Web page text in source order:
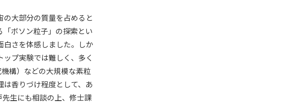
大部分の質量を占めると
ボソン粒子」の探索とい
白さを体感しました。しか
プ実験では難しく、多く
構）などの大規模な素粒
香りづけ程度として、あ
生にも相談の上、修士課